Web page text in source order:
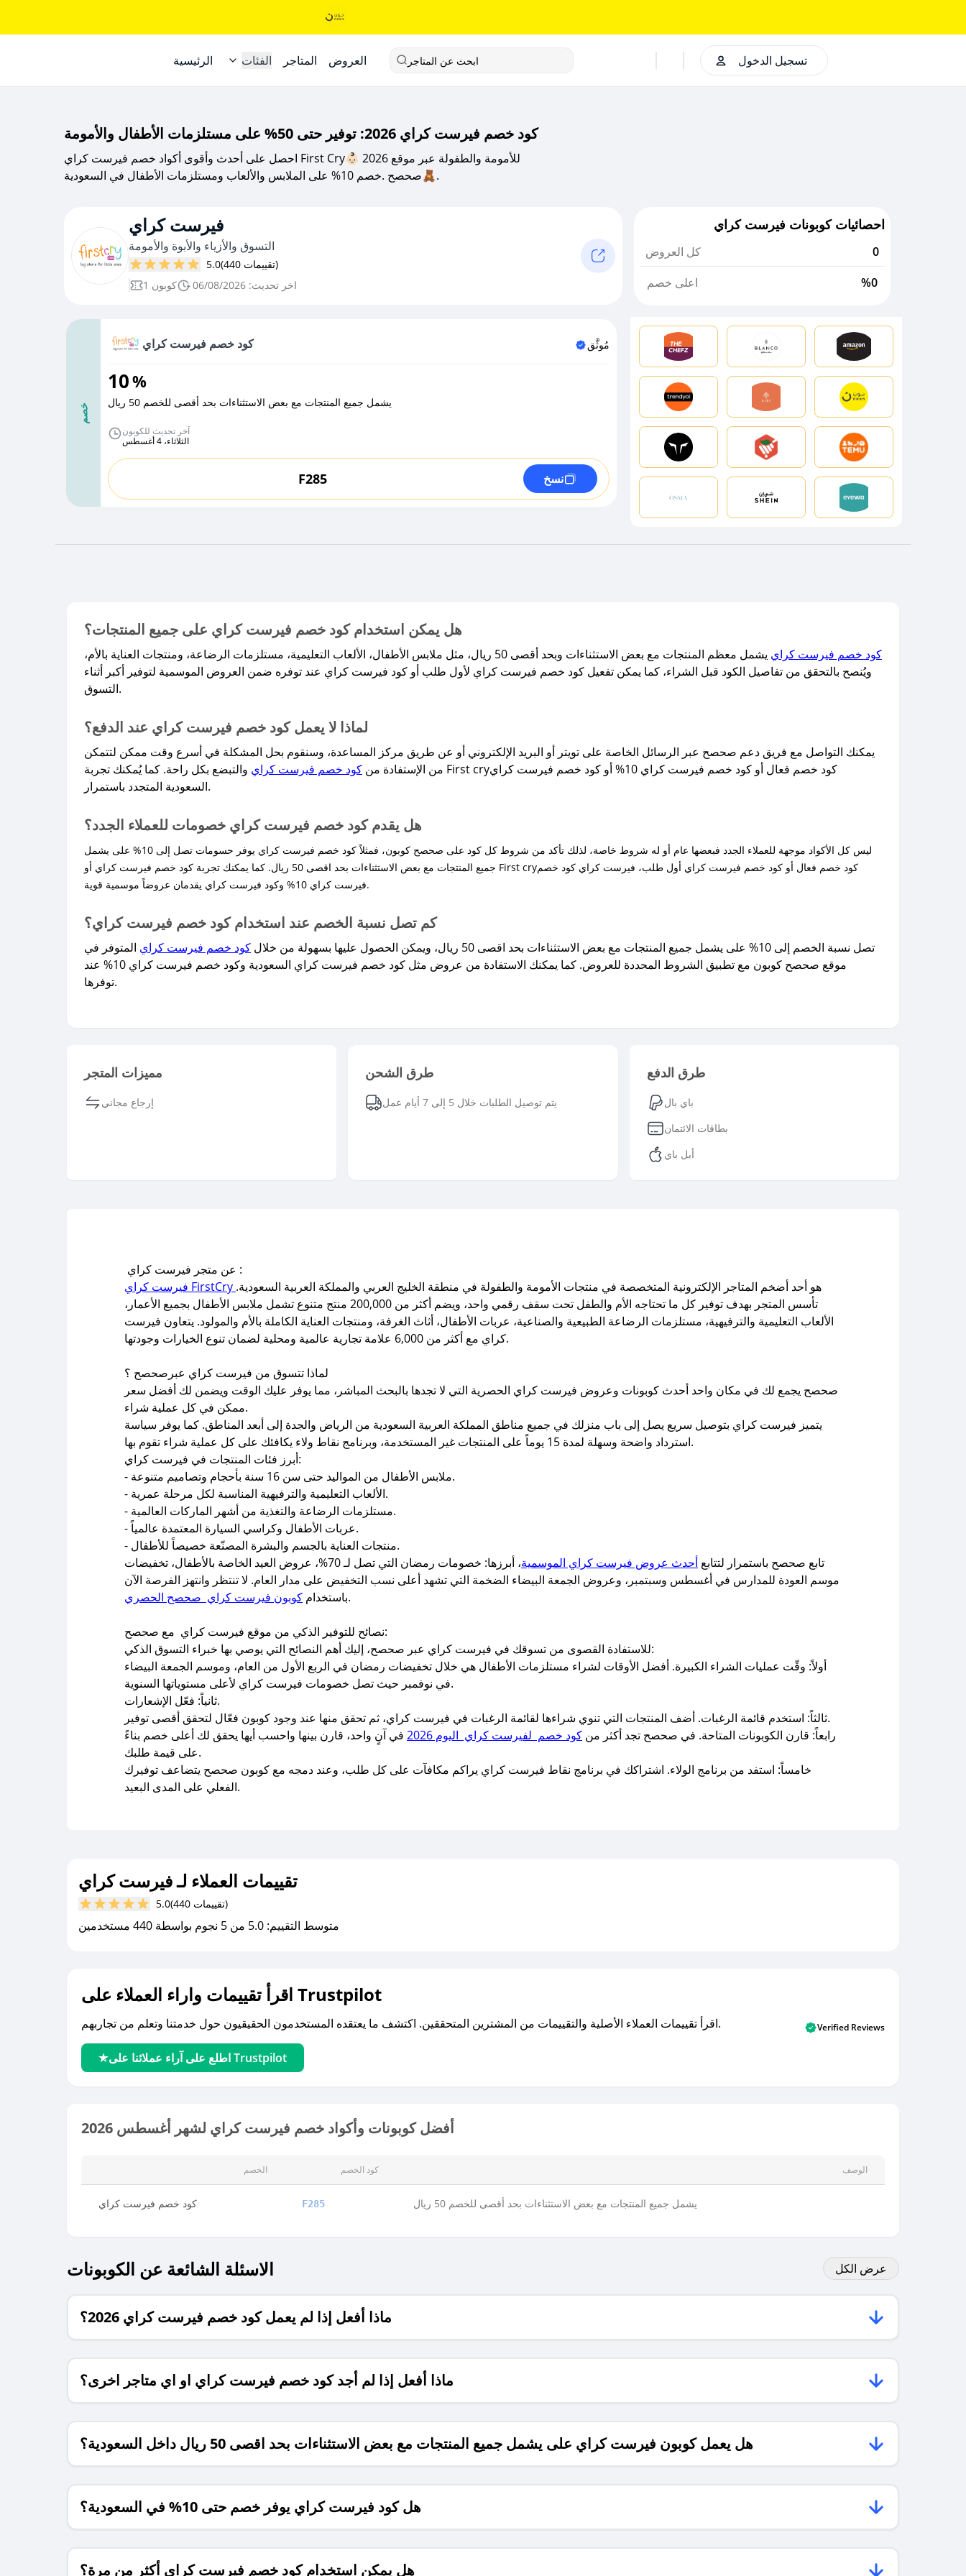
الرئيسية الفئات المتاجر العروض ابحث عن المتاجر تسجيل الدخول
كود خصم فيرست كراي 2026: توفير حتى 50% على مستلزمات الأطفال والأمومة
احصل على أحدث وأقوى أكواد خصم فيرست كراي First Cry👶🏻 2026 للأمومة والطفولة عبر موقع
صحصح .خصم 10% على الملابس والألعاب ومستلزمات الأطفال في السعودية🧸.
فيرست كراي
التسوق والأزياء والأبوة والأمومة
5.0
(440 تقييمات)
1 كوبون
اخر تحديث: 06/08/2026
احصائيات كوبونات فيرست كراي
كل العروض
0
اعلى خصم
%0
خصم
كود خصم فيرست كراي مُوثَّق
10%
يشمل جميع المنتجات مع بعض الاستثناءات بحد أقصى للخصم 50 ريال
آخر تحديث للكوبون
الثلاثاء، 4 أغسطس
F285 نسخ
هل يمكن استخدام كود خصم فيرست كراي على جميع المنتجات؟
كود خصم فيرست كراي
يشمل معظم المنتجات مع بعض الاستثناءات وبحد أقصى 50 ريال، مثل ملابس الأطفال، الألعاب التعليمية، مستلزمات الرضاعة، ومنتجات العناية بالأم،
ويُنصح بالتحقق من تفاصيل الكود قبل الشراء، كما يمكن تفعيل كود خصم فيرست كراي لأول طلب أو كود فيرست كراي عند توفره ضمن العروض الموسمية لتوفير أكبر أثناء
التسوق.​
لماذا لا يعمل كود خصم فيرست كراي عند الدفع؟
يمكنك التواصل مع فريق دعم صحصح عبر الرسائل الخاصة على تويتر أو البريد الإلكتروني أو عن طريق مركز المساعدة، وسنقوم بحل المشكلة في أسرع وقت ممكن لتتمكن
من الإستفادة من كود خصم فيرست كراي والتبضع بكل راحة. كما يُمكنك تجربة First cryكود خصم فعال أو كود خصم فيرست كراي 10% أو كود خصم فيرست كراي
السعودية المتجدد باستمرار.​
هل يقدم كود خصم فيرست كراي خصومات للعملاء الجدد؟
ليس كل الأكواد موجهة للعملاء الجدد فبعضها عام أو له شروط خاصة، لذلك تأكد من شروط كل كود على صحصح كوبون، فمثلاً كود خصم فيرست كراي يوفر حسومات تصل إلى 10% على يشمل
جميع المنتجات مع بعض الاستثناءات بحد اقصى 50 ريال. كما يمكنك تجربة كود خصم فيرست كراي أو First cryكود خصم فعال أو كود خصم فيرست كراي أول طلب، فيرست كراي كود خصم
فيرست كراي 10% وكود فيرست كراي يقدمان عروضاً موسمية قوية.
كم تصل نسبة الخصم عند استخدام كود خصم فيرست كراي؟
تصل نسبة الخصم إلى 10% على يشمل جميع المنتجات مع بعض الاستثناءات بحد اقصى 50 ريال، ويمكن الحصول عليها بسهولة من خلال كود خصم فيرست كراي المتوفر في
موقع صحصح كوبون مع تطبيق الشروط المحددة للعروض. كما يمكنك الاستفادة من عروض مثل كود خصم فيرست كراي السعودية وكود خصم فيرست كراي 10% عند
توفرها.​
مميزات المتجر
إرجاع مجاني
طرق الشحن
يتم توصيل الطلبات خلال 5 إلى 7 أيام عمل
طرق الدفع
باي بال
بطاقات الائتمان
أبل باي
عن متجر فيرست كراي :
فيرست كراي FirstCry هو أحد أضخم المتاجر الإلكترونية المتخصصة في منتجات الأمومة والطفولة في منطقة الخليج العربي والمملكة العربية السعودية.
تأسس المتجر بهدف توفير كل ما تحتاجه الأم والطفل تحت سقف رقمي واحد، ويضم أكثر من 200,000 منتج متنوع تشمل ملابس الأطفال بجميع الأعمار،
الألعاب التعليمية والترفيهية، مستلزمات الرضاعة الطبيعية والصناعية، عربات الأطفال، أثاث الغرفة، ومنتجات العناية الكاملة بالأم والمولود. يتعاون فيرست
كراي مع أكثر من 6,000 علامة تجارية عالمية ومحلية لضمان تنوع الخيارات وجودتها.
لماذا تتسوق من فيرست كراي عبرصحصح ؟
صحصح يجمع لك في مكان واحد أحدث كوبونات وعروض فيرست كراي الحصرية التي لا تجدها بالبحث المباشر، مما يوفر عليك الوقت ويضمن لك أفضل سعر
ممكن في كل عملية شراء.
يتميز فيرست كراي بتوصيل سريع يصل إلى باب منزلك في جميع مناطق المملكة العربية السعودية من الرياض والجدة إلى أبعد المناطق. كما يوفر سياسة
استرداد واضحة وسهلة لمدة 15 يوماً على المنتجات غير المستخدمة، وبرنامج نقاط ولاء يكافئك على كل عملية شراء تقوم بها.
أبرز فئات المنتجات في فيرست كراي:
- ملابس الأطفال من المواليد حتى سن 16 سنة بأحجام وتصاميم متنوعة.
- الألعاب التعليمية والترفيهية المناسبة لكل مرحلة عمرية.
- مستلزمات الرضاعة والتغذية من أشهر الماركات العالمية.
- عربات الأطفال وكراسي السيارة المعتمدة عالمياً.
- منتجات العناية بالجسم والبشرة المصنّعة خصيصاً للأطفال.
تابع صحصح باستمرار لتتابع أحدث عروض فيرست كراي الموسمية
، أبرزها: خصومات رمضان التي تصل لـ 70%، عروض العيد الخاصة بالأطفال، تخفيضات
موسم العودة للمدارس في أغسطس وسبتمبر، وعروض الجمعة البيضاء الضخمة التي تشهد أعلى نسب التخفيض على مدار العام. لا تنتظر وانتهز الفرصة الآن
باستخدام كوبون فيرست كراي صحصح الحصري .
نصائح للتوفير الذكي من موقع فيرست كراي مع صحصح:
للاستفادة القصوى من تسوقك في فيرست كراي عبر صحصح، إليك أهم النصائح التي يوصي بها خبراء التسوق الذكي:
أولاً: وقّت عمليات الشراء الكبيرة. أفضل الأوقات لشراء مستلزمات الأطفال هي خلال تخفيضات رمضان في الربع الأول من العام، وموسم الجمعة البيضاء
في نوفمبر حيث تصل خصومات فيرست كراي لأعلى مستوياتها السنوية.
ثانياً: فعّل الإشعارات.
ثالثاً: استخدم قائمة الرغبات. أضف المنتجات التي تنوي شراءها لقائمة الرغبات في فيرست كراي، ثم تحقق منها عند وجود كوبون فعّال لتحقق أقصى توفير.
رابعاً: قارن الكوبونات المتاحة. في صحصح تجد أكثر من كود خصم لفيرست كراي اليوم 2026
في آنٍ واحد، قارن بينها واحسب أيها يحقق لك أعلى خصم بناءً
على قيمة طلبك.
خامساً: استفد من برنامج الولاء. اشتراكك في برنامج نقاط فيرست كراي يراكم مكافآت على كل طلب، وعند دمجه مع كوبون صحصح يتضاعف توفيرك
الفعلي على المدى البعيد.
تقييمات العملاء لـ فيرست كراي
5.0 (440 تقييمات)
متوسط التقييم: 5.0 من 5 نجوم بواسطة 440 مستخدمين
اقرأ تقييمات واراء العملاء على Trustpilot
اقرأ تقييمات العملاء الأصلية والتقييمات من المشترين المتحققين. اكتشف ما يعتقده المستخدمون الحقيقيون حول خدمتنا وتعلم من تجاربهم.
اطلع على آراء عملائنا على Trustpilot
Verified Reviews
أفضل كوبونات وأكواد خصم فيرست كراي لشهر أغسطس 2026
الخصم كود الخصم الوصف
كود خصم فيرست كراي F285 يشمل جميع المنتجات مع بعض الاستثناءات بحد أقصى للخصم 50 ريال
الاسئلة الشائعة عن الكوبونات عرض الكل
ماذا أفعل إذا لم يعمل كود خصم فيرست كراي 2026؟
ماذا أفعل إذا لم أجد كود خصم فيرست كراي او اي متاجر اخرى؟
هل يعمل كوبون فيرست كراي على يشمل جميع المنتجات مع بعض الاستثناءات بحد اقصى 50 ريال داخل السعودية؟
هل كود فيرست كراي يوفر خصم حتى 10% في السعودية؟
هل يمكن استخدام كود خصم فيرست كراي أكثر من مرة؟